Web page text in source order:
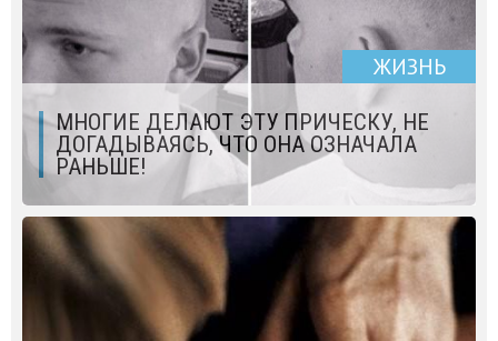
ЖИЗНЬ
МНОГИЕ ДЕЛАЮТ ЭТУ ПРИЧЕСКУ, НЕ
ДОГАДЫВАЯСЬ, ЧТО ОНА ОЗНАЧАЛА
РАНЬШЕ!